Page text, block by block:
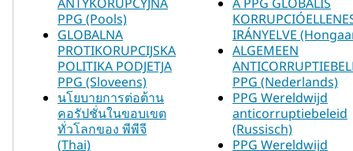
PPG (Pools)
GLOBALNA
PROTIKORUPCIJSKA
POLITIKA PODJETJA
PPG (Sloveens)
นโยบายการต่อต้าน
คอรัปชั่นในขอบเขต
ทั่วโลกของ พีพีจี​
(Thai)
IRÁNYELVE
ALGEMEEN
PPG (Nederlands)
PPG Wereldwijd
anticorruptiebeleid
(Russisch)
PPG Wereldwijd